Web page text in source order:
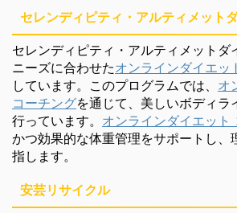
セレンディピティ・アルティメット
セレンディピティ・アルティメットダ
ニーズに合わせたオンラインダイエッ
しています。このプログラムでは、 オ
コーチングを通じて、美しいボディラ
行っています。 オンラインダイエット
かつ効果的な体重管理をサポートし、
指します。
安芸リサイクル